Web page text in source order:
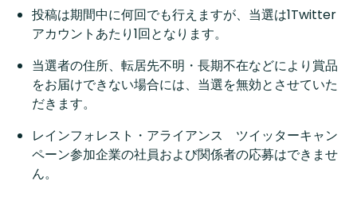
投稿は期間中に何回でも行えますが、当選は1Twitter
アカウントあたり1回となります。
当選者の住所、転居先不明・長期不在などにより賞品
をお届けできない場合には、当選を無効とさせていた
だきます。
レインフォレスト・アライアンス ツイッターキャン
ペーン参加企業の社員および関係者の応募はできませ
ん。